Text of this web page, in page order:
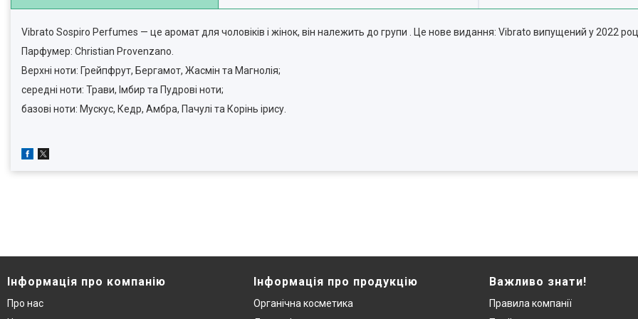
Vibrato Sospiro Perfumes — це аромат для чоловіків і жінок, він належить до групи . Це нове видання: Vibrato випущений у 2022
Парфумер: Christian Provenzano.
Верхні ноти: Грейпфрут, Бергамот, Жасмін та Магнолія;
середні ноти: Трави, Імбир та Пудрові ноти;
базові ноти: Мускус, Кедр, Амбра, Пачулі та Корінь ірису.
Інформація про компанію
Про нас
Інформація про продукцію
Органічна косметика
Важливо знати!
Правила компанії